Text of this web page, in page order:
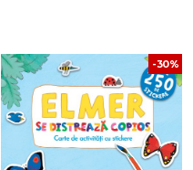
-30%